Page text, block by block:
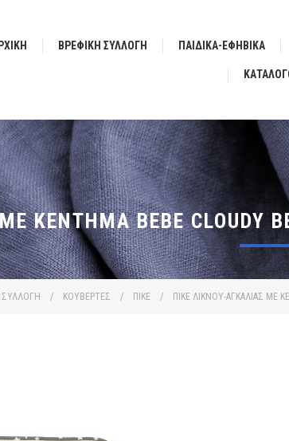
ΒΡΕΦΙΚΗ ΣΥΛΛΟΓΗ ΠΑΙΔΙΚΑ-ΕΦΗΒΙΚΑ
ΣΥΛΛΟΓΗ / ΚΟΥΒΕΡΤΕΣ / ΠΙΚΕ / ΠΙΚΕ ΛΙΚΝΟΥ-ΑΓΚΑΛΙΑΣ ΜΕ
ΚΈΝΤΗΜΑ BEBE CLOUDY